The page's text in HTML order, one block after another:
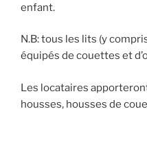
enfant.
N.B: tous les lits (y
équipés de couettes et
Les locataires
housses, housses de